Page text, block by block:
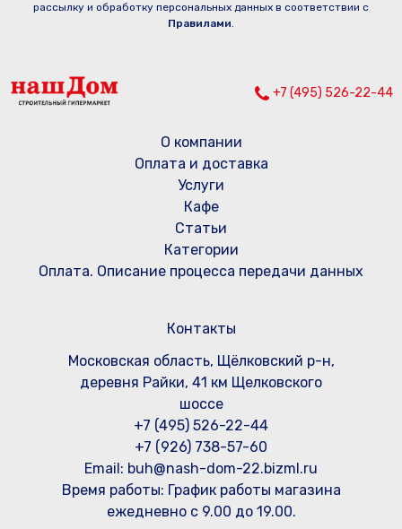
рассылку и обработку персональных данных в соответствии с
Правилами.
+7 (495) 526-22-44
О компании
Оплата и доставка
Услуги
Кафе
Статьи
Категории
Оплата. Описание процесса передачи данных
Контакты
Московская область, Щёлковский р-н,
деревня Райки, 41 км Щелковского
шоссе
+7 (495) 526-22-44
+7 (926) 738-57-60
Email: buh@nash-dom-22.bizml.ru
Время работы: График работы магазина
ежедневно с 9.00 до 19.00.